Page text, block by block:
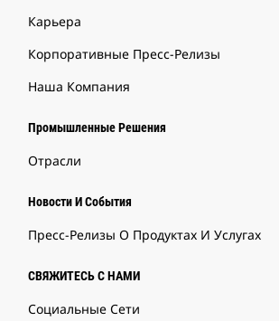
Карьера
Корпоративные Пресс-Релизы
Наша Компания
Промышленные Решения
Отрасли
Новости И События
Пресс-Релизы О Продуктах И Услугах
СВЯЖИТЕСЬ С НАМИ
Социальные Сети